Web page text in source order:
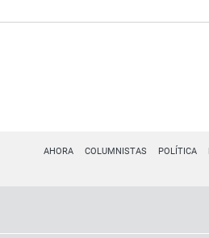
AHORA COLUMNISTAS POLÍTICA